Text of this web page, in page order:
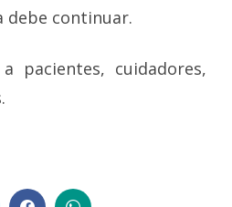
debe continuar.
pacientes, cuidadores,